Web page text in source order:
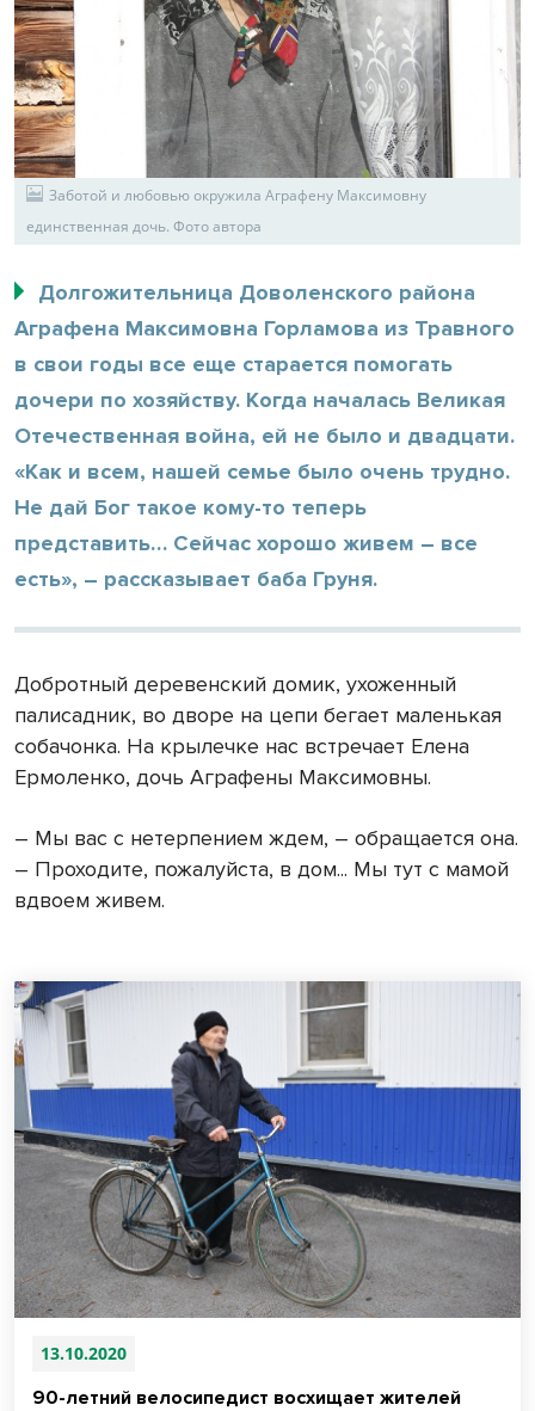
Заботой и любовью окружила Аграфену Максимовну
единственная дочь. Фото автора
Долгожительница Доволенского района
Аграфена Максимовна Горламова из Травного
в свои годы все еще старается помогать
дочери по хозяйству. Когда началась Великая
Отечественная война, ей не было и двадцати.
«Как и всем, нашей семье было очень трудно.
Не дай Бог такое кому-то теперь
представить… Сейчас хорошо живем – все
есть», – рассказывает баба Груня.
Добротный деревенский домик, ухоженный
палисадник, во дворе на цепи бегает маленькая
собачонка. На крылечке нас встречает Елена
Ермоленко, дочь Аграфены Максимовны.
– Мы вас с нетерпением ждем, – обращается она.
– Проходите, пожалуйста, в дом... Мы тут с мамой
вдвоем живем.
13.10.2020
90-летний велосипедист восхищает жителей